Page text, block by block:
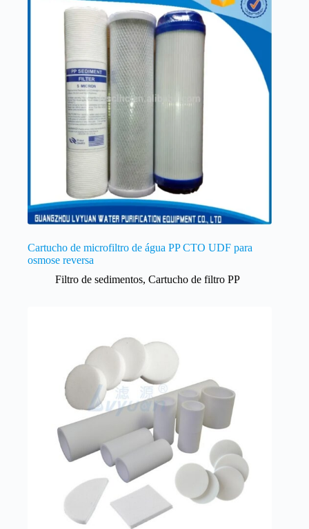
Cartucho de microfiltro de água PP CTO UDF para
osmose reversa
Filtro de sedimentos, Cartucho de filtro PP